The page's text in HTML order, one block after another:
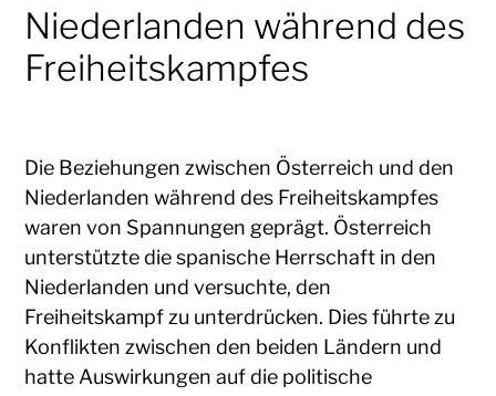
Niederlanden während des
Freiheitskampfes
Die Beziehungen zwischen Österreich und den
Niederlanden während des Freiheitskampfes
waren von Spannungen geprägt. Österreich
unterstützte die spanische Herrschaft in den
Niederlanden und versuchte, den
Freiheitskampf zu unterdrücken. Dies führte zu
Konflikten zwischen den beiden Ländern und
hatte Auswirkungen auf die politische